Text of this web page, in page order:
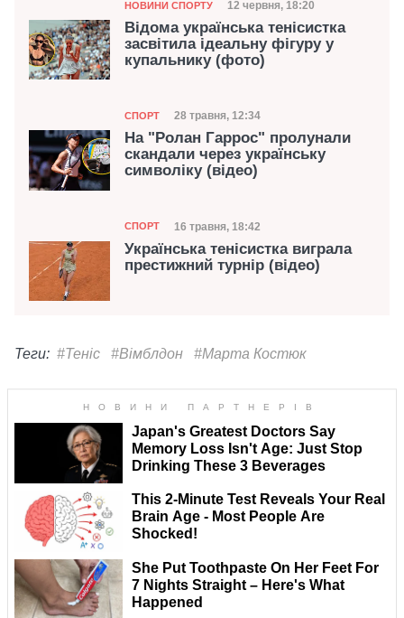
Категорія
НОВИНИ СПОРТУ Дата публікації
12 червня, 18:20
Відома українська тенісистка
засвітила ідеальну фігуру у
купальнику (фото)
Категорія
СПОРТ Дата публікації
28 травня, 12:34
На "Ролан Гаррос" пролунали
скандали через українську
символіку (відео)
Категорія
СПОРТ Дата публікації
16 травня, 18:42
Українська тенісистка виграла
престижний турнір (відео)
Теги: #Теніс #Вімблдон #Марта Костюк